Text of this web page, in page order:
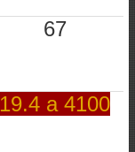
67
19.4 a 4100